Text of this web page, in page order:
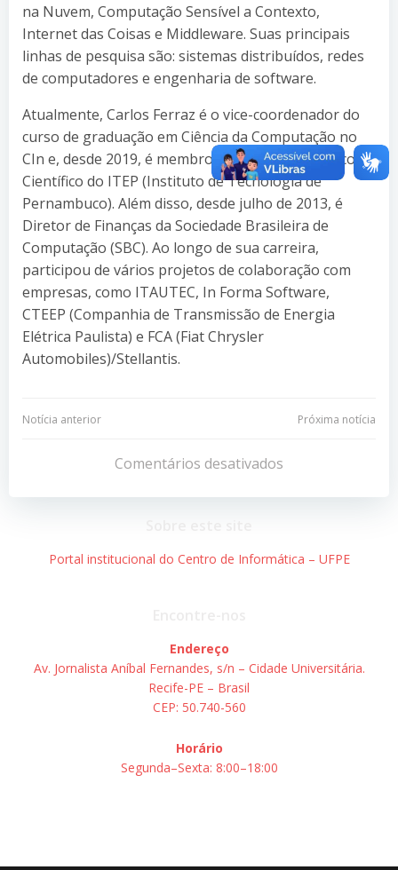
na Nuvem, Computação Sensível a Contexto,
Internet das Coisas e Middleware. Suas principais
linhas de pesquisa são: sistemas distribuídos, redes
de computadores e engenharia de software.
Atualmente, Carlos Ferraz é o vice-coordenador do
curso de graduação em Ciência da Computação no
CIn e, desde 2019, é membro do Conselho Técnico-
Científico do ITEP (Instituto de Tecnologia de
Pernambuco). Além disso, desde julho de 2013, é
Diretor de Finanças da Sociedade Brasileira de
Computação (SBC). Ao longo de sua carreira,
participou de vários projetos de colaboração com
empresas, como ITAUTEC, In Forma Software,
CTEEP (Companhia de Transmissão de Energia
Elétrica Paulista) e FCA (Fiat Chrysler
Automobiles)/Stellantis.
Navegação
Post
Notícia anterior
Navegação
de
Post
Próxima notícia
Comentários desativados
Portal institucional do Centro de Informática – UFPE
Endereço
Av. Jornalista Aníbal Fernandes, s/n – Cidade Universitária.
Recife-PE – Brasil
CEP: 50.740-560
Horário
Segunda–Sexta: 8:00–18:00